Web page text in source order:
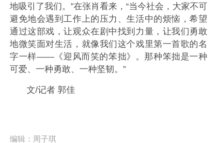
地吸引了我们。”在张肖看来，“当今社会，大家不可
避免地会遇到工作上的压力、生活中的烦恼，希望
通过这部戏，让观众在剧中找到力量，让我们勇敢
地微笑面对生活，就像我们这个戏里第一首歌的名
字一样——《迎风而笑的笨拙》。那种笨拙是一种
可爱、一种勇敢、一种坚韧。”
文/记者 郭佳
编辑： 周子琪